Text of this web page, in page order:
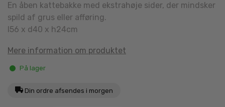
En åben kattebakke med ekstrahøje sider, der mindsker
spild af grus eller afføring.
l56 x d40 x h24cm
Mere information om produktet
På lager
Din ordre afsendes i morgen